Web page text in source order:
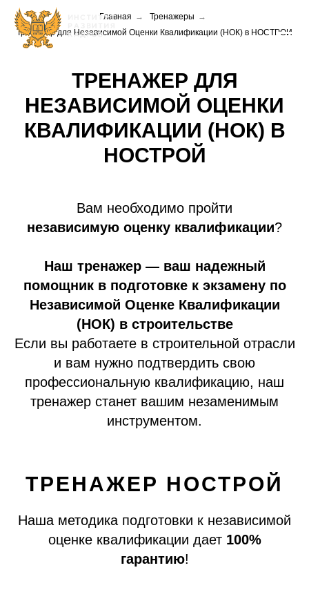
Главная → Тренажеры →
Тренажер для Независимой Оценки Квалификации (НОК) в НОСТРОЙ
ТРЕНАЖЕР ДЛЯ
НЕЗАВИСИМОЙ ОЦЕНКИ
КВАЛИФИКАЦИИ (НОК) В
НОСТРОЙ
Вам необходимо пройти
независимую оценку квалификации?
Наш тренажер — ваш надежный
помощник в подготовке к экзамену по
Независимой Оценке Квалификации
(НОК) в строительстве
Если вы работаете в строительной отрасли
и вам нужно подтвердить свою
профессиональную квалификацию, наш
тренажер станет вашим незаменимым
инструментом.
ТРЕНАЖЕР НОСТРОЙ
Наша методика подготовки к независимой
оценке квалификации дает 100%
гарантию!